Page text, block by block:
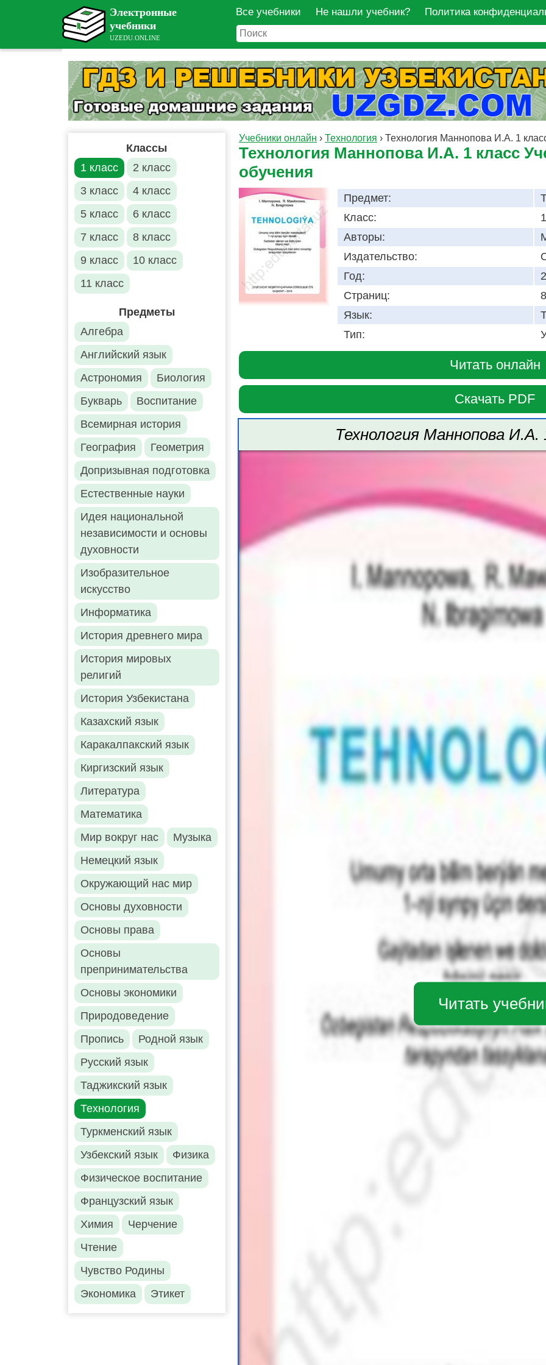
Все учебники Не нашли учебник? Политика
Классы
1 класс
2 класс
3 класс
4 класс
5 класс
6 класс
7 класс
8 класс
9 класс
10 класс
11 класс
Предметы
Алгебра
Английский язык
Астрономия
Биология
Букварь
Воспитание
Всемирная история
География
Геометрия
Допризывная подготовка
Естественные науки
Идея национальной
независимости и основы
духовности
Изобразительное
искусство
Информатика
История древнего мира
История мировых
религий
История Узбекистана
Казахский язык
Каракалпакский язык
Киргизский язык
Литература
Математика
Мир вокруг нас
Музыка
Немецкий язык
Окружающий нас мир
Основы духовности
Основы права
Основы
препринимательства
Основы экономики
Природоведение
Пропись
Родной язык
Русский язык
Таджикский язык
Технология
Туркменский язык
Узбекский язык
Физика
Физическое воспитание
Французский язык
Химия
Черчение
Чтение
Чувство Родины
Экономика
Этикет
Учебники онлайн › Технология › Технология Маннопова И.А. 1
Технология Маннопова И.А. 1 класс
обучения
Предмет:
Класс:
Авторы:
Издательство:
Год:
Страниц:
Язык:
Тип:
Читать онлайн
Скачать PDF
Технология Маннопова И.А.
Читать